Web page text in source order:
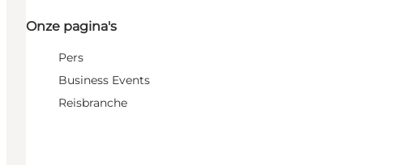
Onze pagina's
Pers
Business Events
Reisbranche